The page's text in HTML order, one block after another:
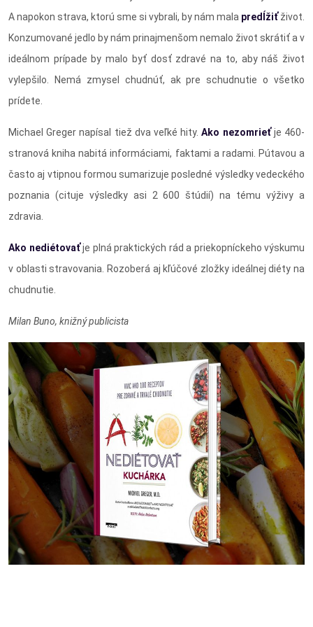
A napokon strava, ktorú sme si vybrali, by nám mala predĺžiťživot.
Konzumované jedlo by nám prinajmenšom nemalo život skrátiť a v
ideálnom prípade by malo byť dosť zdravé na to, aby náš život
vylepšilo. Nemá zmysel chudnúť, ak pre schudnutie o všetko
prídete.
Michael Greger napísal tiež dva veľké hity.Ako nezomrieťje 460-
stranová kniha nabitá informáciami, faktami a radami. Pútavou a
často aj vtipnou formou sumarizuje posledné výsledky vedeckého
poznania (cituje výsledky asi 2 600 štúdií) na tému výživy a
zdravia.
Ako nediétovaťje plná praktických rád a priekopníckeho výskumu
v oblasti stravovania. Rozoberá aj kľúčové zložky ideálnej diéty na
chudnutie.
Milan Buno, knižný publicista